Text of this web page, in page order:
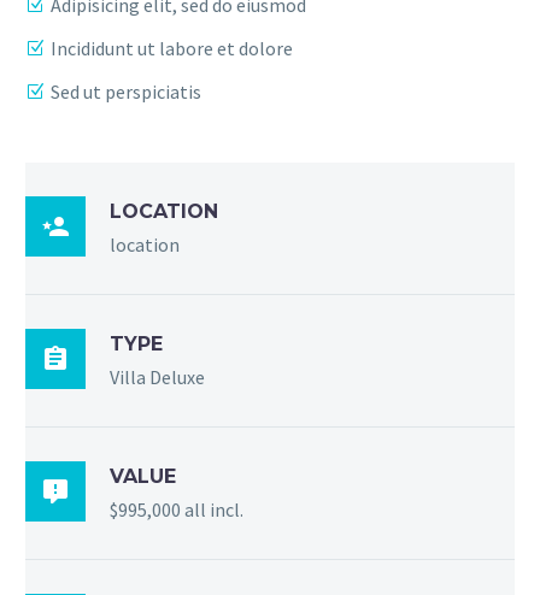
Incididunt ut labore et dolore
Sed ut perspiciatis

LOCATION
location

TYPE
Villa Deluxe

VALUE
$995,000 all incl.